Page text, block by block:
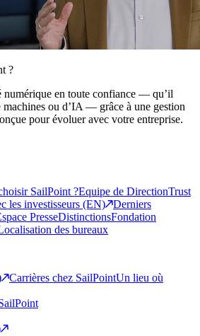
?
numérique en toute confiance — qu’il
machines ou d’IA — grâce à une gestion
pour évoluer avec votre entreprise.
SailPoint ?Equipe de DirectionTrust
les investisseurs (EN)
Derniers
PresseDistinctionsFondation
des bureaux
Carrières chez SailPointUn lieu où